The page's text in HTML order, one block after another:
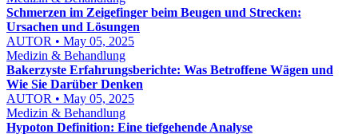
Schmerzen im Zeigefinger beim Beugen und Strecken:
Ursachen und Lösungen
AUTOR • May 05, 2025
Medizin & Behandlung
Bakerzyste Erfahrungsberichte: Was Betroffene Wägen und
Wie Sie Darüber Denken
AUTOR • May 05, 2025
Medizin & Behandlung
Hypoton Definition: Eine tiefgehende Analyse